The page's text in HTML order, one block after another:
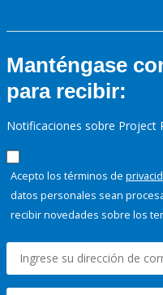
Manténgase
para recibir:
Notificaciones sobre Project
Acepto los términos de
datos personales sean
recibir novedades sobre los